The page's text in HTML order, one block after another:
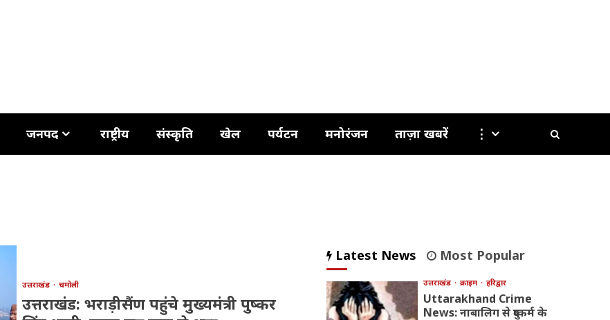
जनपद राष्ट्रीय संस्कृति खेल पर्यटन मनोरंजन ताज़ा खबरें ⋮
उत्तराखंड चमोली
उत्तराखंड: भराड़ीसैंण पहुंचे मुख्यमंत्री पुष्कर
Latest News Most Popular
उत्तराखंड क्राइम हरिद्वार
Uttarakhand Crime
News: नाबालिग से दुष्कर्म के